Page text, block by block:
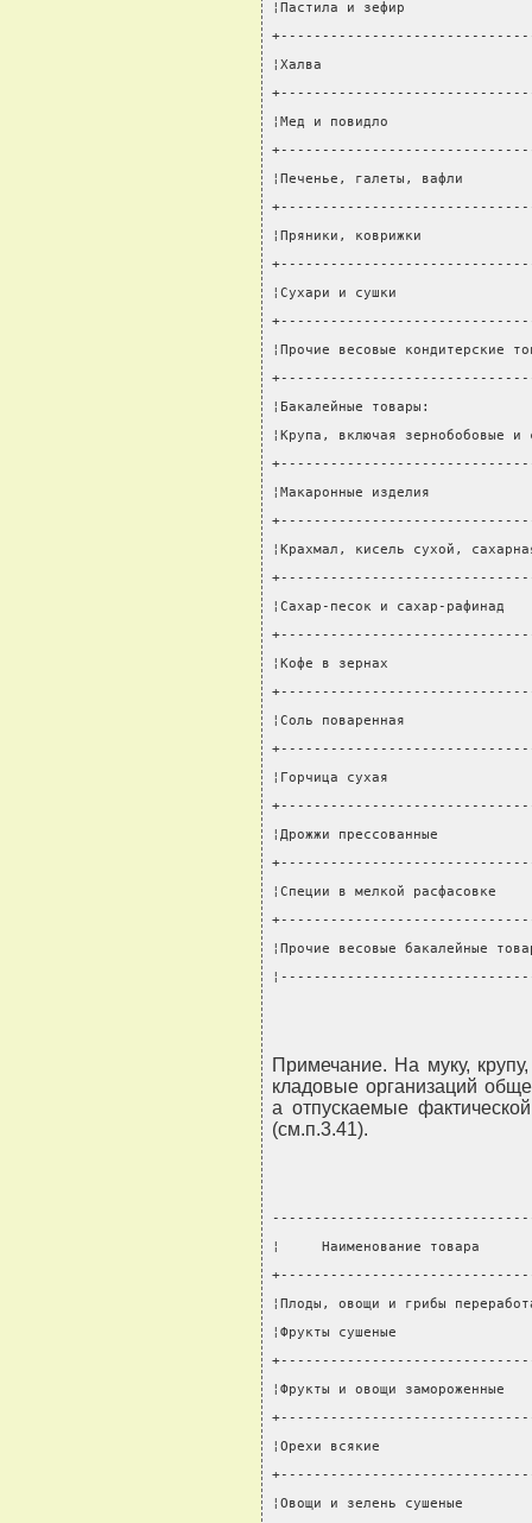
¦Пастила и зефир
¦Халва
¦Мед и повидло
¦Печенье, галеты,
¦Пряники, коврижки
¦Сухари и сушки
¦Прочие весовые
¦Бакалейные товары:
¦Крупа, включая
¦Макаронные изделия
¦Крахмал, кисель сухой,
¦Сахар-песок и сахар-
¦Кофе в зернах
¦Соль поваренная
¦Горчица сухая
¦Дрожжи прессованные
¦Специи в мелкой
¦Прочие весовые
Примечание. На муку,
кладовые организаций
а отпускаемые
(см.п.3.41).
¦     Наименование товара
¦Плоды, овощи и грибы
¦Фрукты сушеные
¦Фрукты и овощи
¦Орехи всякие
¦Овощи и зелень